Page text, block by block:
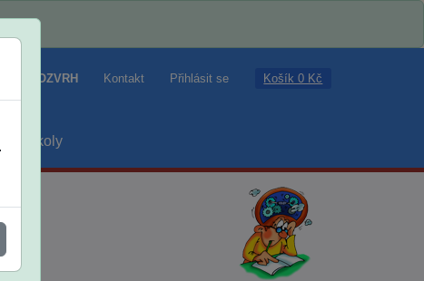
ROZVRH Kontakt Přihlásit se Košík 0 Kč
školy